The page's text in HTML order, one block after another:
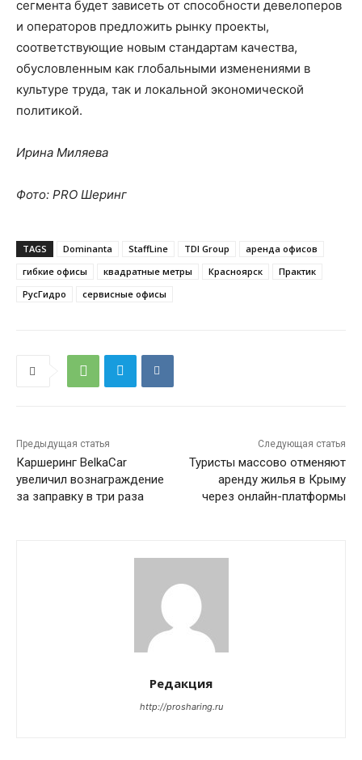
сегмента будет зависеть от способности девелоперов
и операторов предложить рынку проекты,
соответствующие новым стандартам качества,
обусловленным как глобальными изменениями в
культуре труда, так и локальной экономической
политикой.
Ирина Миляева
Фото: PRO Шеринг
TAGS Dominanta StaffLine TDI Group
аренда офисов
гибкие офисы
квадратные метры Красноярск
Практик
РусГидро
сервисные офисы
Предыдущая статья
Каршеринг BelkaCar
увеличил вознаграждение
за заправку в три раза
Следующая статья
Туристы массово отменяют
аренду жилья в Крыму
через онлайн-платформы
Редакция
http://prosharing.ru